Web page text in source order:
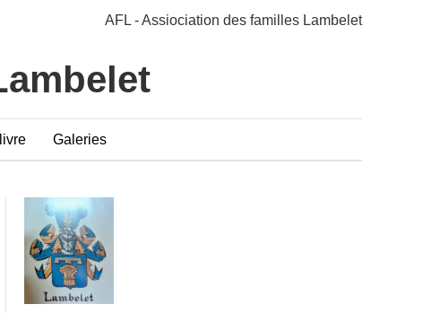
AFL - Assiociation des familles Lambelet
Galeries